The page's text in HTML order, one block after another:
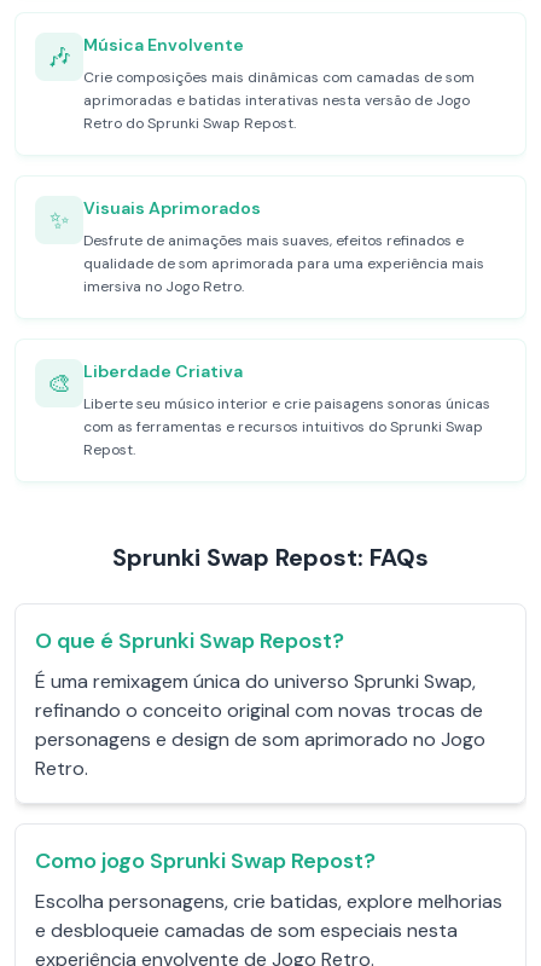
🎶 Música Envolvente
Crie composições mais dinâmicas com camadas de som
aprimoradas e batidas interativas nesta versão de Jogo
Retro do Sprunki Swap Repost.
✨ Visuais Aprimorados
Desfrute de animações mais suaves, efeitos refinados e
qualidade de som aprimorada para uma experiência mais
imersiva no Jogo Retro.
🎨 Liberdade Criativa
Liberte seu músico interior e crie paisagens sonoras únicas
com as ferramentas e recursos intuitivos do Sprunki Swap
Repost.
Sprunki Swap Repost: FAQs
O que é Sprunki Swap Repost?
É uma remixagem única do universo Sprunki Swap,
refinando o conceito original com novas trocas de
personagens e design de som aprimorado no Jogo
Retro.
Como jogo Sprunki Swap Repost?
Escolha personagens, crie batidas, explore melhorias
e desbloqueie camadas de som especiais nesta
experiência envolvente de Jogo Retro.